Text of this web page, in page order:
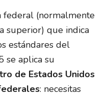
federal (normalmente
superior) que indica
estándares del
se aplica su
de Estados Unidos
: necesitas